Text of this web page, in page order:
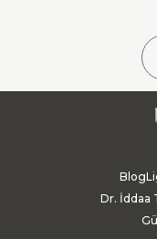
Blog
Dr. İddaa